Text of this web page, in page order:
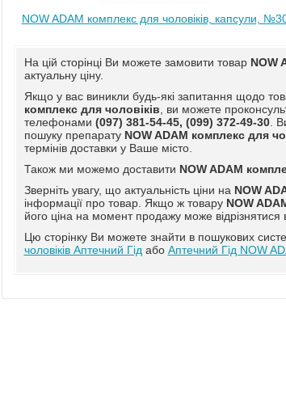
NOW ADAM комплекс для чоловіків, капсули,
На цій сторінці Ви можете замовити товар NOW
актуальну ціну.
Якщо у вас виникли будь-які запитання щодо
комплекс для чоловіків , ви можете
телефонами (097) 381-54-45, (099) 372-49-30.
пошуку препарату NOW ADAM комплекс для
термінів доставки у Ваше місто.
Також ми можемо доставити NOW ADAM
Зверніть увагу, що актуальність ціни на NOW
інформації про товар. Якщо ж товару NOW
його ціна на момент продажу може відрізнятися
Цю сторінку Ви можете знайти в пошукових
чоловіків Аптечний Гід або Аптечний Гід NOW